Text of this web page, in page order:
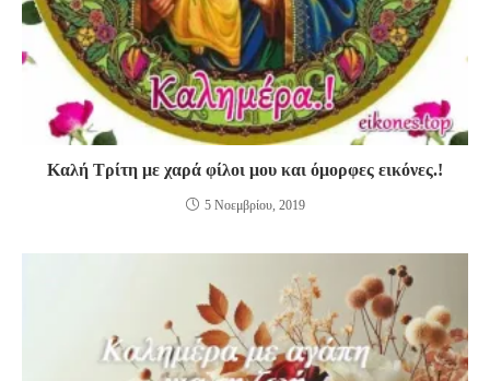
Καλή Τρίτη με χαρά φίλοι μου και όμορφες εικόνες.!
5 Νοεμβρίου, 2019